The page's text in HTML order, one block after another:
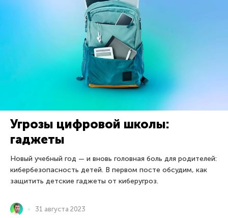
Угрозы цифровой школы:
гаджеты
Новый учебный год — и вновь головная боль для родителей:
кибербезопасность детей. В первом посте обсудим, как
защитить детские гаджеты от киберугроз.
31 августа 2023